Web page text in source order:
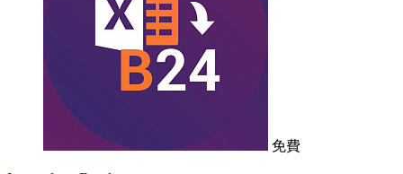
免費